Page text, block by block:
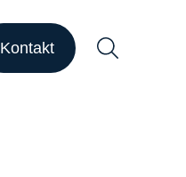
Kontakt